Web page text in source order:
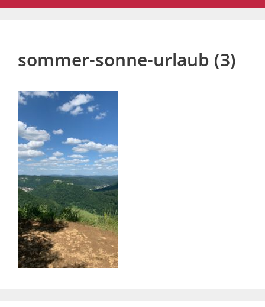
sommer-sonne-urlaub (3)